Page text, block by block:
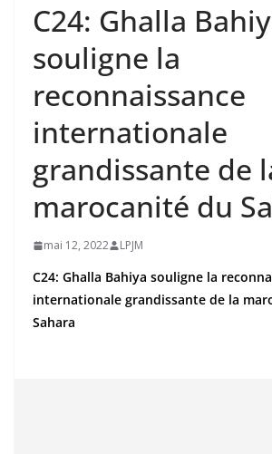
C24: Ghalla
souligne la
reconnaissance
internationale
grandissante de
marocanité du
mai 12, 2022 LPJM
C24: Ghalla Bahiya souligne la
internationale grandissante de la
Sahara